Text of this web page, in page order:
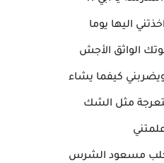
اليها يوما
الواثق الأجش
كيفما يشاء
مثل الشك
كلب مسعود الشرس